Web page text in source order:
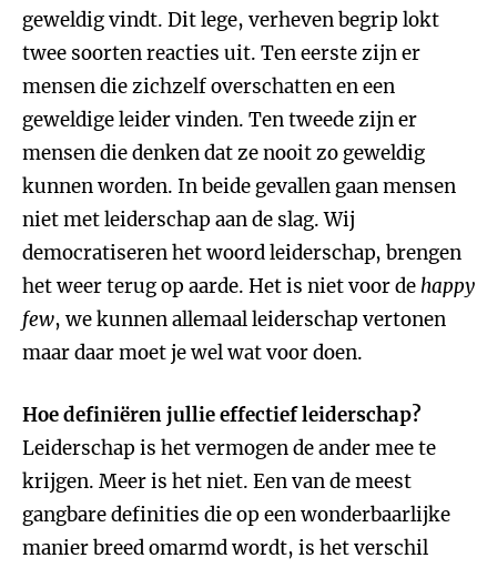
geweldig vindt. Dit lege, verheven begrip lokt
twee soorten reacties uit. Ten eerste zijn er
mensen die zichzelf overschatten en een
geweldige leider vinden. Ten tweede zijn er
mensen die denken dat ze nooit zo geweldig
kunnen worden. In beide gevallen gaan mensen
niet met leiderschap aan de slag. Wij
democratiseren het woord leiderschap, brengen
het weer terug op aarde. Het is niet voor dehappy
few, we kunnen allemaal leiderschap vertonen
maar daar moet je wel wat voor doen.
Hoe definiëren jullie effectief leiderschap?
Leiderschap is het vermogen de ander mee te
krijgen. Meer is het niet. Een van de meest
gangbare definities die op een wonderbaarlijke
manier breed omarmd wordt, is het verschil